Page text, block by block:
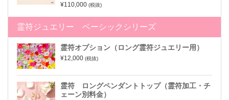
¥110,000 (税抜)
霊符ジュエリー ベーシックシリーズ
霊符オプション（ロング霊符ジュエリー用）
¥12,000 (税抜)
霊符 ロングペンダントトップ（霊符加工・チ
ェーン別料金）